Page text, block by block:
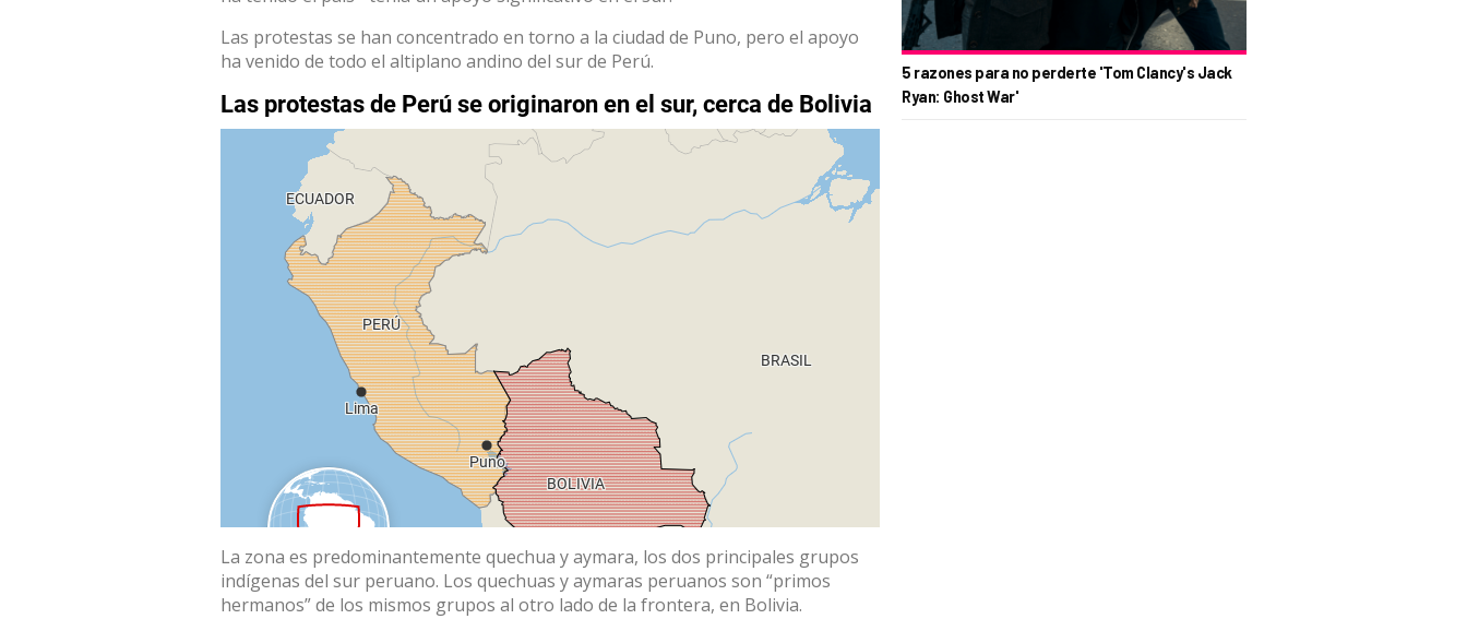
Las protestas se han concentrado en torno a la ciudad de Puno, pero el apoyo
ha venido de todo el altiplano andino del sur de Perú.
La zona es predominantemente quechua y aymara, los dos principales grupos
indígenas del sur peruano. Los quechuas y aymaras peruanos son “primos
hermanos” de los mismos grupos al otro lado de la frontera, en Bolivia.
5 razones para no perderte 'Tom Clancy's Jack
Ryan: Ghost War'